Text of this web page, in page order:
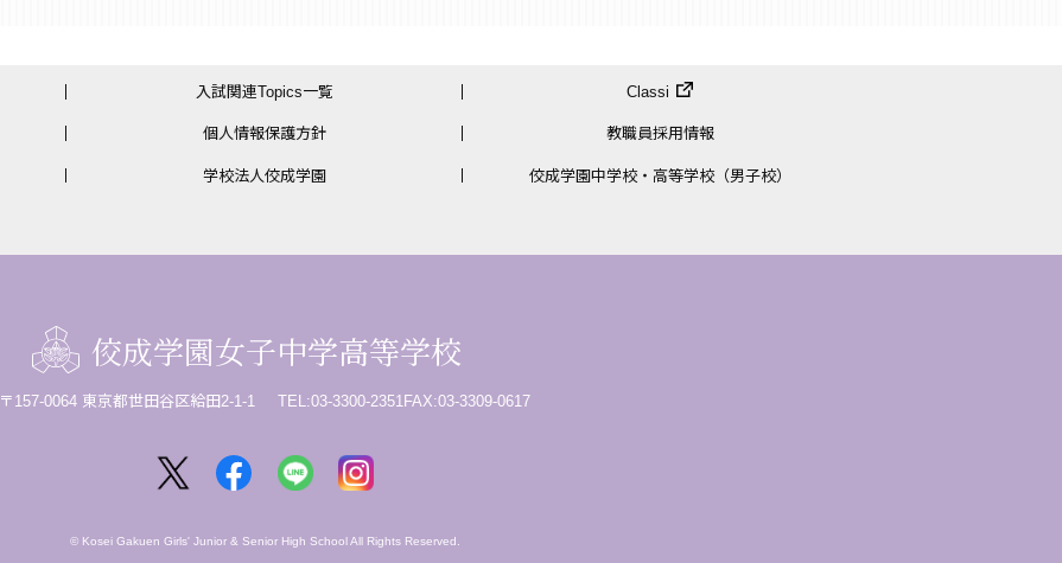
入試関連Topics一覧 Classi
個人情報保護方針 教職員採用情報
学校法人佼成学園 佼成学園中学校・高等学校（男子校）
佼成学園女子中学高等学校
〒157-0064 東京都世田谷区給田2-1-1 TEL:03-3300-2351FAX:03-3309-0617
© Kosei Gakuen Girls' Junior & Senior High School All Rights Reserved.